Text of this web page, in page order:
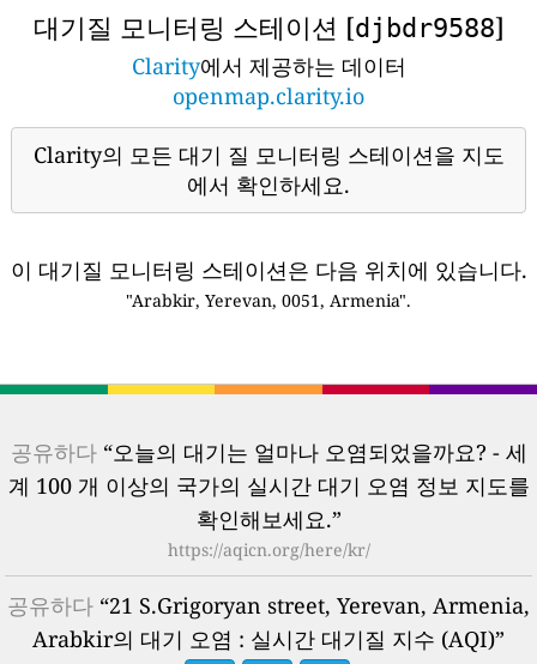
대기질 모니터링 스테이션 [djbdr9588]
Clarity에서 제공하는 데이터
openmap.clarity.io
Clarity의 모든 대기 질 모니터링 스테이션을 지도
에서 확인하세요.
이 대기질 모니터링 스테이션은 다음 위치에 있습니다.
"Arabkir, Yerevan, 0051, Armenia".
공유하다“오늘의 대기는 얼마나 오염되었을까요? - 세
계 100 개 이상의 국가의 실시간 대기 오염 정보 지도를
확인해보세요.”
https://aqicn.org/here/kr/
공유하다 “21 S.Grigoryan street, Yerevan, Armenia,
Arabkir의 대기 오염 : 실시간 대기질 지수 (AQI)”